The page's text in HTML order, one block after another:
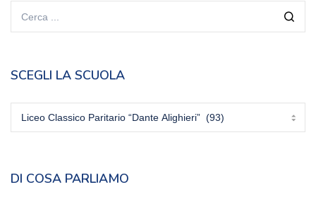
SCEGLI LA SCUOLA
Scegli
DI COSA PARLIAMO